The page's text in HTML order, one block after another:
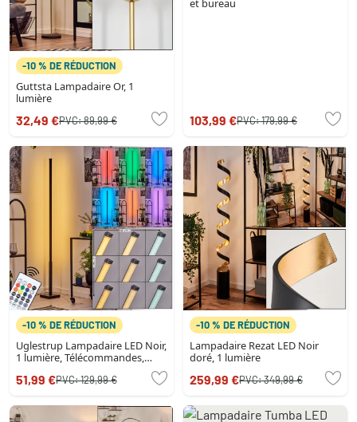
-10 % DE RÉDUCTION
Guttsta Lampadaire Or, 1
lumière
32,49 €PVC:89,99 €
et bureau
103,99 €PVC:179,99 €
-10 % DE RÉDUCTION
Uglestrup Lampadaire LED Noir,
1 lumière, Télécommandes,
51,99 €PVC:129,99 €
-10 % DE RÉDUCTION
Lampadaire Rezat LED Noir
doré, 1 lumière
259,99 €PVC:349,99 €